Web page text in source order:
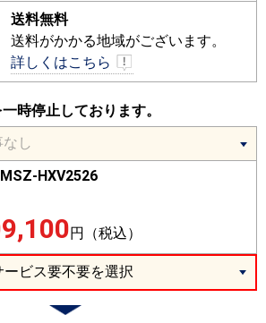
送料無料
送料がかかる地域がございます。
詳しくはこちら
時停止しております。
MSZ-HXV2526
円（税込）